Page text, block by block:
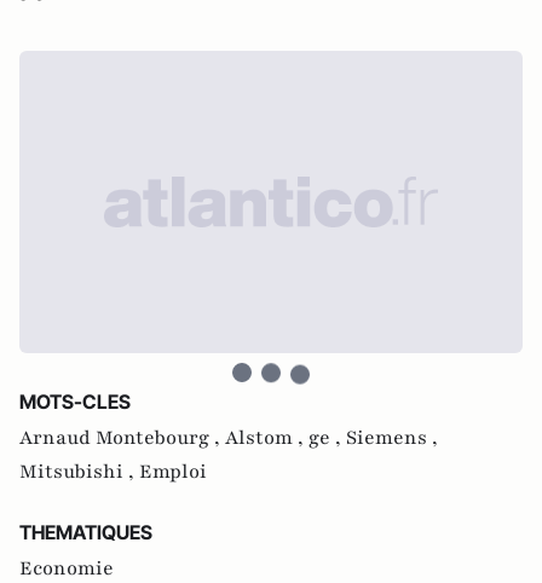
MOTS-CLES
Arnaud Montebourg , Alstom , ge , Siemens ,
Mitsubishi , Emploi
THEMATIQUES
Economie